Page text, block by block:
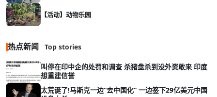
【活动】动物乐园
热点新闻 Top stories
叫停在印中企的处罚和调查 杀猪盘杀到没外资敢来 印度
想重建信誉
太荒诞了!马斯克一边“去中国化” 一边签下29亿美元中国